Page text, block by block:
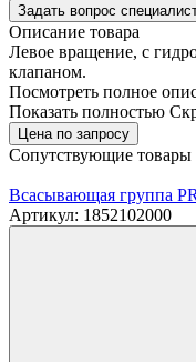
Задать вопрос
Описание товара
Левое вращение, с
клапаном.
Посмотреть полное
Показать полностью
Цена по запросу
Сопутствующие товары
Всасывающая группа
Артикул: 1852102000